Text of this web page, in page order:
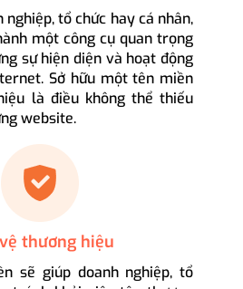
tổ chức hay cá nhân,
một công cụ quan trọng
sự hiện diện và hoạt động
Sở hữu một tên miền
là điều không thể thiếu
website.
thương hiệu
sẽ giúp doanh nghiệp, tổ